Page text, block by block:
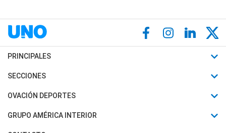
PRINCIPALES
Últimas Noticias
Política
SECCIONES
Horóscopo
Motores
OVACIÓN DEPORTES
Fútbol
Mundial
GRUPO AMÉRICA INTERIOR